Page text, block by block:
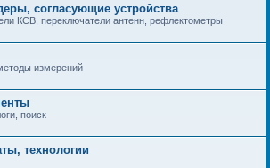
согласующие устройства
КСВ, переключатели антенн, рефлектометры
измерений
поиск
технологии